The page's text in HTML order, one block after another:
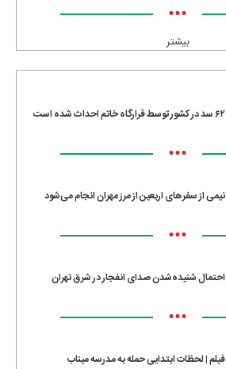
•••
بیشتر
۶۲ سد در کشور توسط قرارگاه خاتم احداث شده است
•••
نیمی از سفرهای اربعین از مرز مهران انجام می‌شود
•••
احتمال شنیده‌شدن صدای انفجار در شرق تهران
•••
فیلم | لحظات ابتدایی حمله به مدرسه میناب